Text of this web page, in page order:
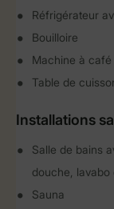
Réfrigérateur
Bouilloire
Machine à café
Table de
Installations
Salle de bains
douche, lavabo
Sauna